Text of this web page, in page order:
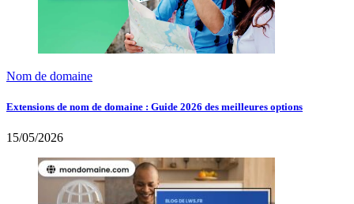
Nom de domaine
Extensions de nom de domaine : Guide 2026 des meilleures options
15/05/2026